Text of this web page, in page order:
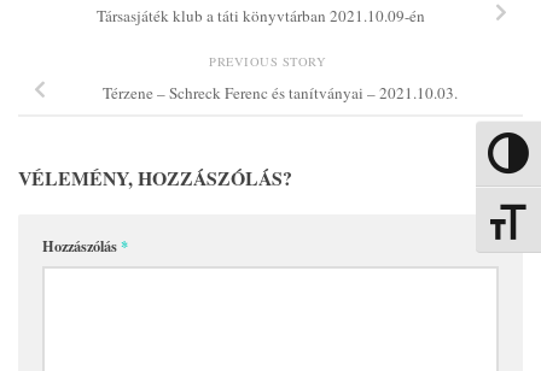
Nagy
Társasjáték klub a táti könyvtárban 2021.10.09-én
PREVIOUS STORY
Térzene – Schreck Ferenc és tanítványai – 2021.10.03.
VÉLEMÉNY, HOZZÁSZÓLÁS?
Hozzászólás*